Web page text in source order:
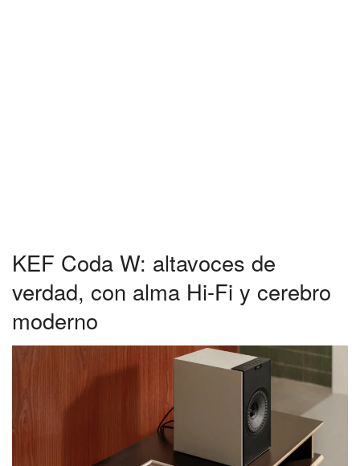
KEF Coda W: altavoces de
verdad, con alma Hi-Fi y cerebro
moderno